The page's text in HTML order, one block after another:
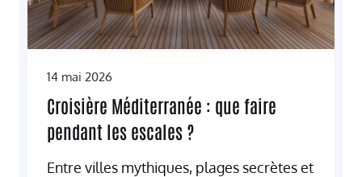
14 mai 2026
Croisière Méditerranée : que faire
pendant les escales ?
Entre villes mythiques, plages secrètes et